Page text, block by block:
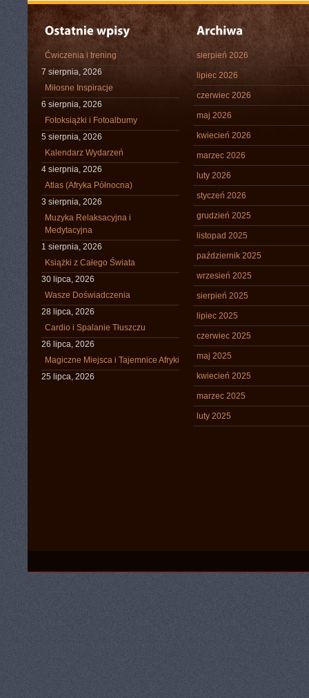
Ćwiczenia i trening
7 sierpnia, 2026
Miłosne Inspiracje
6 sierpnia, 2026
Fotoksiążki i Fotoalbumy
5 sierpnia, 2026
Kalendarz Wydarzeń
4 sierpnia, 2026
Atlas (Afryka Północna)
3 sierpnia, 2026
Muzyka Relaksacyjna i
Medytacyjna
1 sierpnia, 2026
Książki z Całego Świata
30 lipca, 2026
Wasze Doświadczenia
28 lipca, 2026
Cardio i Spalanie Tłuszczu
26 lipca, 2026
Magiczne Miejsca i Tajemnice Afryki
25 lipca, 2026
sierpień 2026
lipiec 2026
czerwiec 2026
maj 2026
kwiecień 2026
marzec 2026
luty 2026
styczeń 2026
grudzień 2025
listopad 2025
październik 2025
wrzesień 2025
sierpień 2025
lipiec 2025
czerwiec 2025
maj 2025
kwiecień 2025
marzec 2025
luty 2025